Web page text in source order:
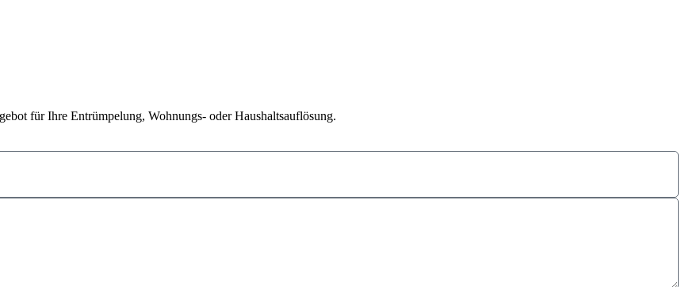
für Ihre Entrümpelung, Wohnungs- oder Haushaltsauflösung.